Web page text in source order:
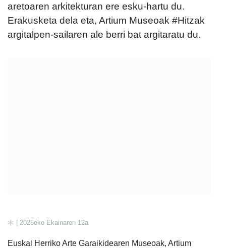
aretoaren arkitekturan ere esku-hartu du.
Erakusketa dela eta, Artium Museoak #Hitzak
argitalpen-sailaren ale berri bat argitaratu du.
| 2025eko Ekainaren 12a
Euskal Herriko Arte Garaikidearen Museoak, Artium